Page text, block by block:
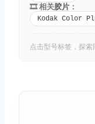
🎞️ 相关胶片 ：
Kodak Color
点击型号标签，探索